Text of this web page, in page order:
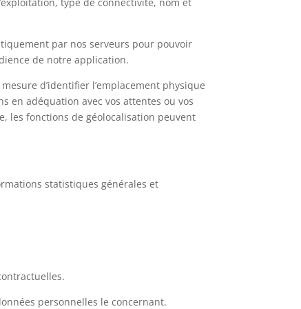
par nos serveurs pour pouvoir
de notre application.
d’identifier l’emplacement physique
en adéquation avec vos attentes ou vos
les fonctions de géolocalisation peuvent
statistiques générales et
personnelles le concernant.